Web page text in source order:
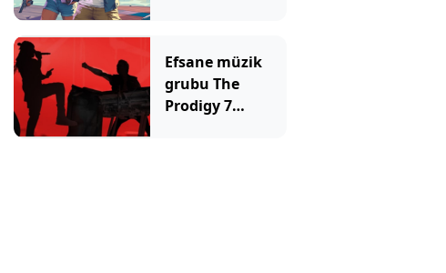
şaşıyor
Efsane müzik
grubu The
Prodigy 7